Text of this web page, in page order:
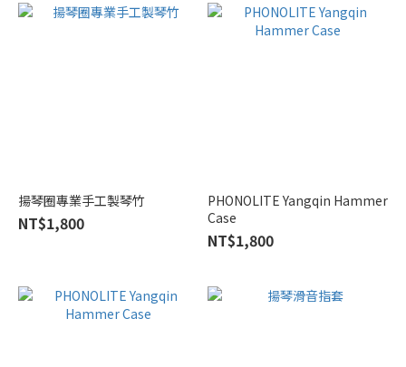
PHONOLITE
剛
(1)
(1)
揚琴圈專業手工製琴竹
NT$1,800
PHONOLITE Yangqin Hammer
Case
NT$1,800